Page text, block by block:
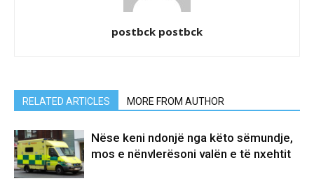
postbck postbck
RELATED ARTICLES MORE FROM AUTHOR
Nëse keni ndonjë nga këto sëmundje,
mos e nënvlerësoni valën e të nxehtit